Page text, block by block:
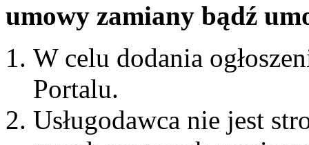
umowy zamiany bądź
W celu dodania
Portalu.
Usługodawca nie jest